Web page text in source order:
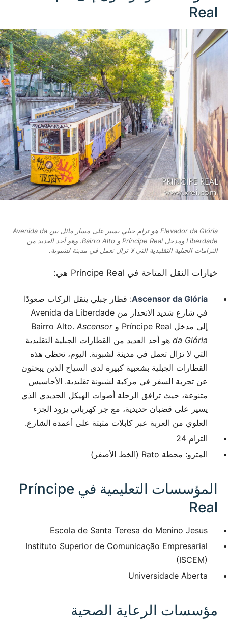
Real
Elevador da Glória هو ترام جبلي يسير على مسار مائل بين Avenida da
Liberdade ومدخل Príncipe Real و Bairro Alto. وهو أحد العديد من
الترامات الجبلية التقليدية التي لا تزال تعمل في مدينة لشبونة.
خيارات النقل المتاحة في Príncipe Real هي:
Ascensor da Glória: قطار جبلي ينقل الركاب صعودًا
في شارع شديد الانحدار من Avenida da Liberdade
إلى مدخل Príncipe Real و Bairro Alto.
Ascensor
da Glória هو أحد العديد من القطارات الجبلية التقليدية
التي لا تزال تعمل في مدينة لشبونة. اليوم، تحظى هذه
القطارات الجبلية بشعبية كبيرة لدى السياح الذين يبحثون
عن تجربة السفر في مركبة لشبونة تقليدية. الأحاسيس
متنوعة، حيث ترافق الرحلة أصوات الهيكل الحديدي الذي
يسير على قضبان حديدية، مع جر كهربائي يزود الجزء
العلوي من العربة عبر كابلات مثبتة على أعمدة الشارع.
الترام 24
المترو: محطة Rato (الخط الأصفر)
المؤسسات التعليمية في Príncipe
Real
Escola de Santa Teresa do Menino Jesus
Instituto Superior de Comunicação Empresarial
(ISCEM)
Universidade Aberta
مؤسسات الرعاية الصحية